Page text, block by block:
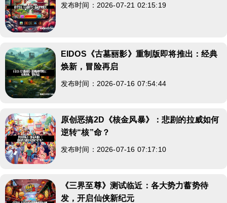
发布时间：2026-07-21 02:15:19
EIDOS《古墓丽影》重制版即将推出：经典
焕新，冒险再启
发布时间：2026-07-16 07:54:44
原创恶搞2D《核金风暴》：悲剧的拉威如何
逆转“核”命？
发布时间：2026-07-16 07:17:10
《三界至尊》测试临近：各大势力蓄势待
发，开启仙侠新纪元